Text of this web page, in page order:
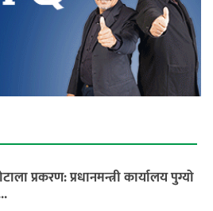
प्रकरण: प्रधानमन्त्री कार्यालय पुग्यो